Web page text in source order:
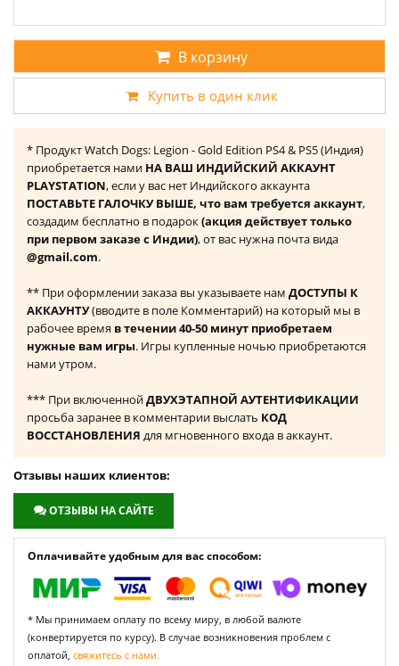
В корзину
Купить в один клик
* Продукт Watch Dogs: Legion - Gold Edition PS4 & PS5 (Индия)
приобретается нами НА ВАШ ИНДИЙСКИЙ АККАУНТ
PLAYSTATION, если у вас нет Индийского аккаунта
ПОСТАВЬТЕ ГАЛОЧКУ ВЫШЕ, что вам требуется аккаунт,
создадим бесплатно в подарок(акция действует только
при первом заказе с Индии), от вас нужна почта вида
@gmail.com.
** При оформлении заказа вы указываете нам ДОСТУПЫ К
АККАУНТУ(вводите в поле Комментарий) на который мы в
рабочее время в течении 40-50 минут приобретаем
нужные вам игры. Игры купленные ночью приобретаются
нами утром.
*** При включеннойДВУХЭТАПНОЙ АУТЕНТИФИКАЦИИ
просьба заранее в комментарии выслать КОД
ВОССТАНОВЛЕНИЯ для мгновенного входа в аккаунт.
Отзывы наших клиентов:
ОТЗЫВЫ НА САЙТЕ
Оплачивайте удобным для вас способом:
* Мы принимаем оплату по всему миру, в любой валюте
(конвертируется по курсу). В случае возникновения проблем с
оплатой, свяжитесь с нами.